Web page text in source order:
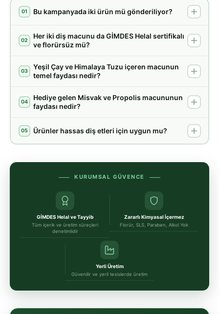
01 Bu kampanyada iki ürün mü gönderiliyor?
02
Her iki diş macunu da GİMDES Helal sertifikalı
ve florürsüz mü?
03
Yeşil Çay ve Himalaya Tuzu içeren macunun
temel faydası nedir?
04
Hediye gelen Misvak ve Propolis macununun
faydası nedir?
05 Ürünler hassas diş etleri için uygun mu?
KURUMSAL GÜVENCE
GİMDES Helal ve Tayyib
Tüm içerik ve üretim süreçleri
denetimlidir
Zararlı Kimyasal İçermez
Florür, SLS, Paraben, Alkol Yok
Yerli Üretim
Güvenilir ve yerli tesislerde üretim